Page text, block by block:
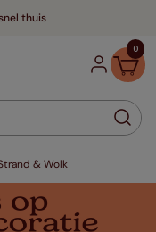
thuis
0
& Wolk